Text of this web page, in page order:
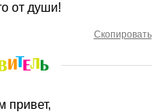
от души!
Скопировать
привет,